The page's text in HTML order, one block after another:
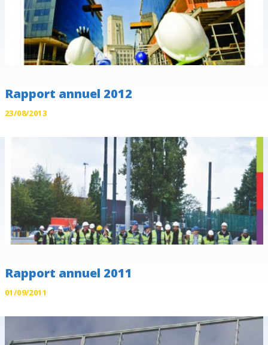
Rapport annuel 2012
23/08/2013
Rapport annuel 2011
01/09/2011